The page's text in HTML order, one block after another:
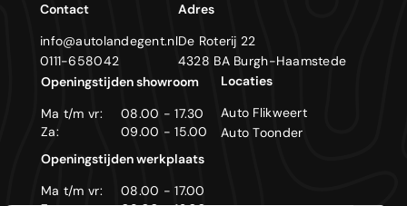
Contact
info@autolandegent.nl
0111-658042
Adres
De Roterij 22
4328 BA Burgh-Haamstede
Openingstijden showroom
Ma t/m vr:
08.00 - 17.30
Za:
09.00 - 15.00
Openingstijden werkplaats
Ma t/m vr:
08.00 - 17.00
Locaties
Auto Flikweert
Auto Toonder